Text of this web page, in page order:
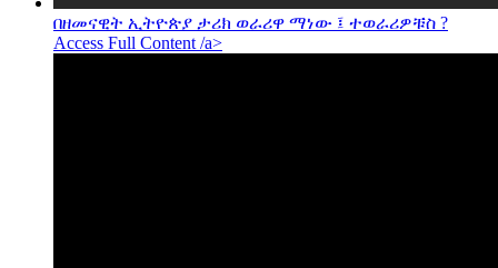
በዘመናዊት ኢትዮጵያ ታሪክ ወራሪዋ ማነው ፤ ተወራሪዎቹስ ?
Access Full Content /a>